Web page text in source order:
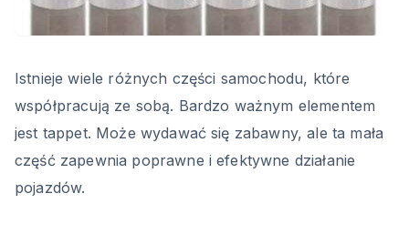
Istnieje wiele różnych części samochodu, które
współpracują ze sobą. Bardzo ważnym elementem
jest tappet. Może wydawać się zabawny, ale ta mała
część zapewnia poprawne i efektywne działanie
pojazdów.